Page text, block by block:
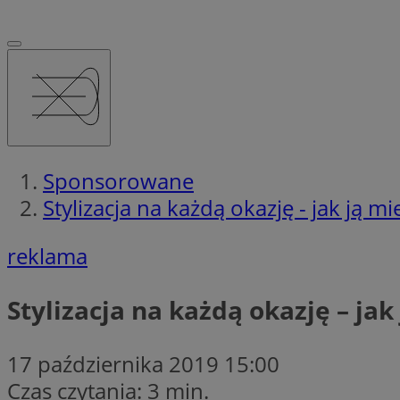
Sponsorowane
Stylizacja na każdą okazję - jak ją
reklama
Stylizacja na każdą okazję –
17 października 2019 15:00
Czas czytania: 3 min.